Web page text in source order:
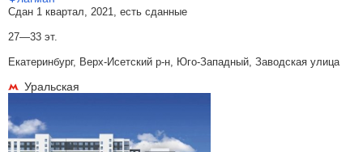
Сдан 1 квартал, 2021, есть сданные
27—33 эт.
Екатеринбург, Верх-Исетский р-н, Юго-Западный, Заводская улица
Уральская